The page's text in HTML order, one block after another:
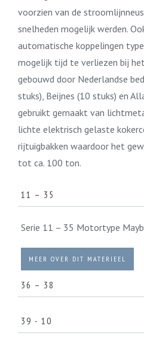
voorzien van de
snelheden mogelijk werden.
automatische koppelingen
mogelijk tijd te verliezen bij
gebouwd door Nederlandse
stuks), Beijnes (10 stuks) en
gebruikt gemaakt van
lichte elektrisch gelaste
rijtuigbakken waardoor het
tot ca. 100 ton.
11 – 35
Serie 11 – 35 Motortype
MEER OVER DIT MATERIEEL
36 – 38
Serie 36 – 38 Motortype
39 - 10